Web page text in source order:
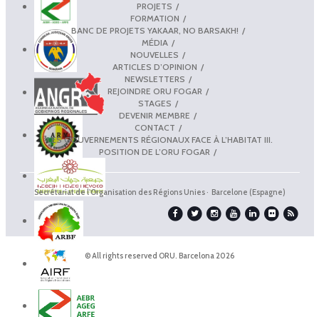
PROJETS
FORMATION
BANC DE PROJETS YAKAAR, NO BARSAKH!
MÉDIA
NOUVELLES
ARTICLES D’OPINION
NEWSLETTERS
REJOINDRE ORU FOGAR
STAGES
DEVENIR MEMBRE
CONTACT
LES GOUVERNEMENTS RÉGIONAUX FACE À L’HABITAT III.
POSITION DE L’ORU FOGAR
Secrétariat de l'Organisation des Régions Unies · Barcelone (Espagne)
© All rights reserved ORU. Barcelona 2026